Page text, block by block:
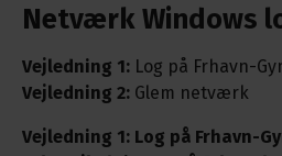
Netværk Windows
Vejledning 1: Log på Frhavn-
Vejledning 2: Glem netværk
Vejledning 1: Log på Frhavn-